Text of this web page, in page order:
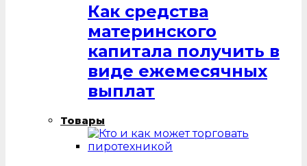
Как средства
материнского
капитала получить в
виде ежемесячных
выплат
Товары